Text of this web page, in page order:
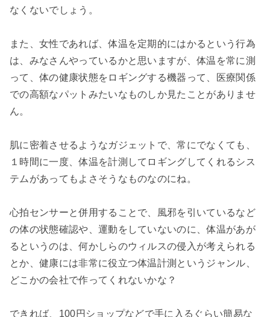
なくないでしょう。
また、女性であれば、体温を定期的にはかるという行為
は、みなさんやっているかと思いますが、体温を常に測
って、体の健康状態をロギングする機器って、医療関係
での高額なパットみたいなものしか見たことがありませ
ん。
肌に密着させるようなガジェットで、常にでなくても、
１時間に一度、体温を計測してロギングしてくれるシス
テムがあってもよさそうなものなのにね。
心拍センサーと併用することで、風邪を引いているなど
の体の状態確認や、運動をしていないのに、体温があが
るというのは、何かしらのウィルスの侵入が考えられる
とか、健康には非常に役立つ体温計測というジャンル、
どこかの会社で作ってくれないかな？
できれば、100円ショップなどで手に入るぐらい簡易な